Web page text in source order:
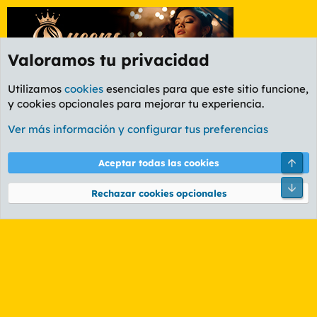
Foro General
Cookies
PL OLDSTYLE AMARILLO
Términos y reglas Política de privacidad Ayuda
Community platform by XenForo® © 2010-2026 XenForo Ltd.
Valoramos tu privacidad
Utilizamos cookies esenciales para que este sitio funcione,
y cookies opcionales para mejorar tu experiencia.
Ver más información y configurar tus preferencias
Aceptar todas las cookies
Rechazar cookies opcionales
Pie